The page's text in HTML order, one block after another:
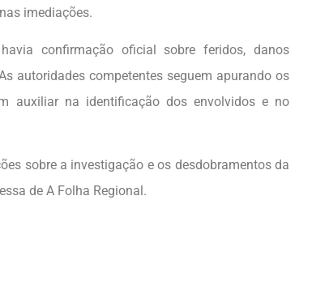
imediações.
confirmação oficial sobre feridos, danos
autoridades competentes seguem apurando os
auxiliar na identificação dos envolvidos e no
sobre a investigação e os desdobramentos da
de A Folha Regional.